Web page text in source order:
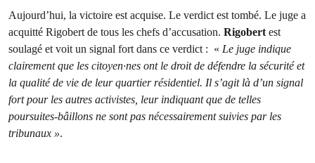
Aujourd’hui, la victoire est acquise. Le verdict est tombé. Le juge a
acquitté Rigobert de tous les chefs d’accusation. Rigobertest
soulagé et voit un signal fort dans ce verdict : « Le juge indique
clairement que les citoyen·nes ont le droit de défendre la sécurité et
la qualité de vie de leur quartier résidentiel. Il s’agit là d’un signal
fort pour les autres activistes, leur indiquant que de telles
poursuites-bâillons ne sont pas nécessairement suivies par les
tribunaux ».